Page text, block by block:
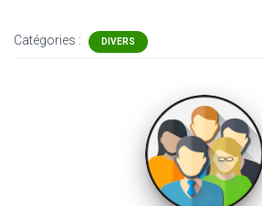
Catégories : DIVERS